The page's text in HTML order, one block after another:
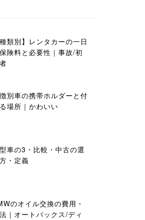
種類別】レンタカーの一日
険料と必要性｜事故/初
別車の携帯ホルダーと付
場所｜かわいい
車の3・比較・中古の選
・定義
のオイル交換の費用・
｜オートバックス/ディ